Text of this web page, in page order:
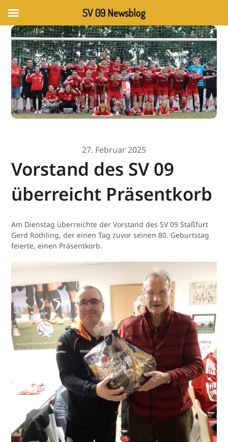
27. Februar 2025
Vorstand des SV 09
überreicht Präsentkorb
Am Dienstag überreichte der Vorstand des SV 09 Staßfurt
Gerd Röthling, der einen Tag zuvor seinen 80. Geburtstag
feierte, einen Präsentkorb.
SV 09 Newsblog